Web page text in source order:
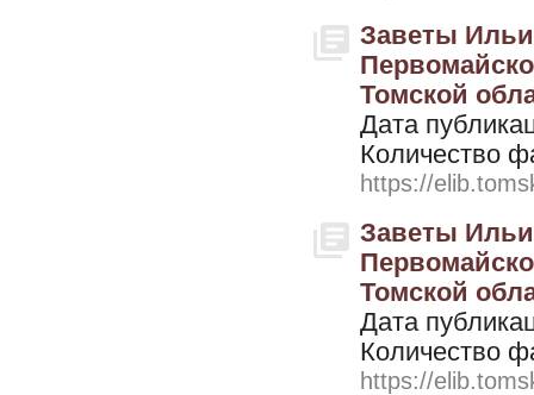
Заветы
Томской
Дата
Количество
https://
Заветы
Томской
Дата
Количество
https://